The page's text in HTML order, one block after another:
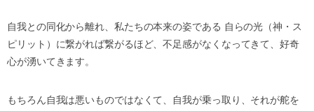
自我との同化から離れ、私たちの本来の姿である 自らの光（神・ス
ピリット）に繋がれば繋がるほど、不足感がなくなってきて、好奇
心が湧いてきます。
もちろん自我は悪いものではなくて、自我が乗っ取り、それが舵を